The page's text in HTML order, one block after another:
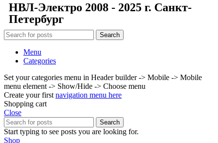
НВЛ-Электро 2008 - 2025 г. Санкт-
Петербург
Search
Menu
Categories
Set your categories menu in Header builder -> Mobile -> Mobile
menu element -> Show/Hide -> Choose menu
Create your first navigation menu here
Shopping cart
Close
Search
Start typing to see posts you are looking for.
Shop